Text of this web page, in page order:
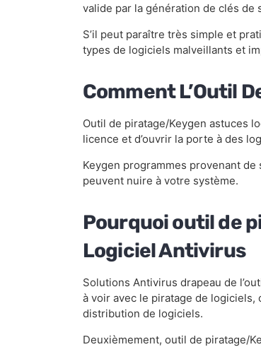
valide par la génération de clés de
S’il peut paraître très simple et
types de logiciels malveillants et
Comment L’Outil
Outil de piratage/Keygen astuces
licence et d’ouvrir la porte à des
Keygen programmes provenant
peuvent nuire à votre système.
Pourquoi outil de
Logiciel Antivirus
Solutions Antivirus drapeau de
à voir avec le piratage de
distribution de logiciels.
Deuxièmement, outil de piratage/